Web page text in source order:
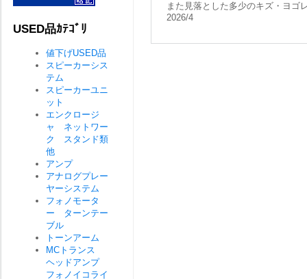
また見落とした多少のキズ・ヨゴ
2026/4
USED品ｶﾃｺﾞﾘ
値下げUSED品
スピーカーシス
テム
スピーカーユニ
ット
エンクロージ
ャ ネットワー
ク スタンド類
他
アンプ
アナログプレー
ヤーシステム
フォノモータ
ー ターンテー
ブル
トーンアーム
MCトランス
ヘッドアンプ
フォノイコライ